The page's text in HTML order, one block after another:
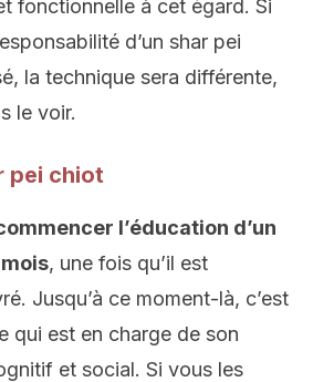
fonctionnelle à cet égard. Si
d’un shar pei
la technique sera différente,
le voir.
pei chiot
l’éducation d’un
, une fois qu’il est
Jusqu’à ce moment-là, c’est
qui est en charge de son
et social. Si vous les